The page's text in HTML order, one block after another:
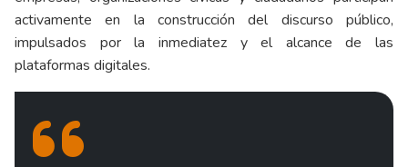
activamente en la construcción del discurso público,
impulsados por la inmediatez y el alcance de las
plataformas digitales.